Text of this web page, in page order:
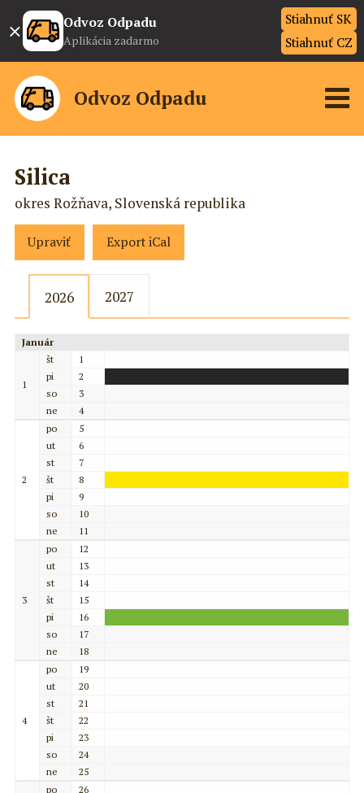
× Odvoz Odpadu
Aplikácia zadarmo
Stiahnuť SK
Stiahnuť CZ
Odvoz Odpadu
Silica
okres Rožňava, Slovenská republika
Upraviť Export iCal
2026 2027
Január
1
št
1
pi
2
so
3
ne
4
2
po
5
ut
6
st
7
št
8
pi
9
so
10
ne
11
3
po
12
ut
13
st
14
št
15
pi
16
so
17
ne
18
4
po
19
ut
20
st
21
št
22
pi
23
so
24
ne
25
po
26